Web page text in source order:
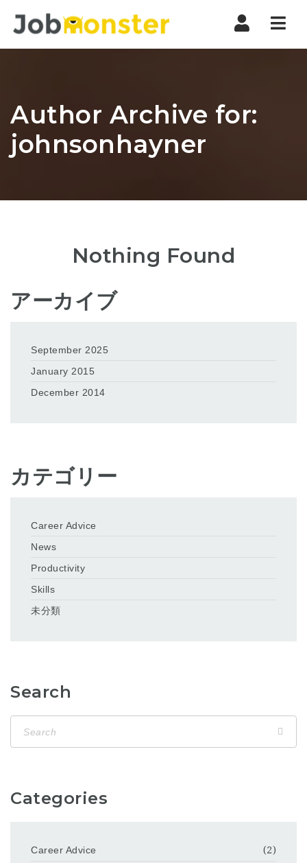
Author Archive for:
johnsonhayner
Nothing Found
アーカイブ
September 2025
January 2015
December 2014
カテゴリー
Career Advice
News
Productivity
Skills
未分類
Search
Categories
Career Advice
(2)